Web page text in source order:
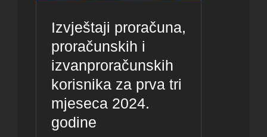
Izvještaji proračuna,
proračunskih i
izvanproračunskih
korisnika za prva tri
mjeseca 2024.
godine